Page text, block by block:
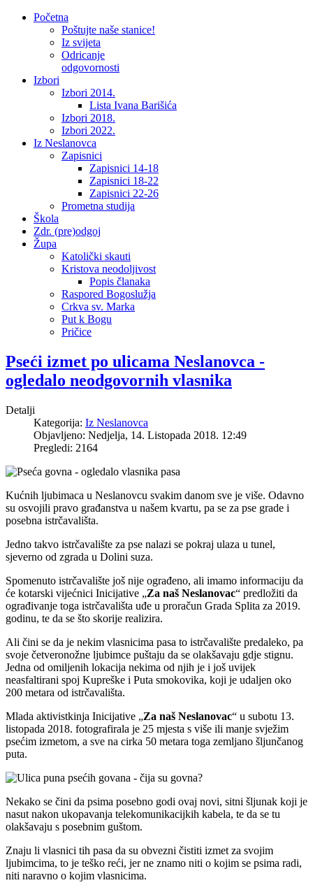
Početna
Poštujte naše stanice!
Iz svijeta
Odricanje
odgovornosti
Izbori
Izbori 2014.
Lista Ivana Barišića
Izbori 2018.
Izbori 2022.
Iz Neslanovca
Zapisnici
Zapisnici 14-18
Zapisnici 18-22
Zapisnici 22-26
Prometna studija
Škola
Zdr. (pre)odgoj
Župa
Katolički skauti
Kristova neodoljivost
Popis članaka
Raspored Bogoslužja
Crkva sv. Marka
Put k Bogu
Pričice
Pseći izmet po ulicama Neslanovca -
ogledalo neodgovornih vlasnika
Detalji
Kategorija: Iz Neslanovca
Objavljeno: Nedjelja, 14. Listopada 2018. 12:49
Pregledi: 2164
Kućnih ljubimaca u Neslanovcu svakim danom sve je više. Odavno
su osvojili pravo građanstva u našem kvartu, pa se za pse grade i
posebna istrčavališta.
Jedno takvo istrčavalište za pse nalazi se pokraj ulaza u tunel,
sjeverno od zgrada u Dolini suza.
Spomenuto istrčavalište još nije ograđeno, ali imamo informaciju da
će kotarski vijećnici Inicijative „Za naš Neslanovac“ predložiti da
ograđivanje toga istrčavališta uđe u proračun Grada Splita za 2019.
godinu, te da se što skorije realizira.
Ali čini se da je nekim vlasnicima pasa to istrčavalište predaleko, pa
svoje četveronožne ljubimce puštaju da se olakšavaju gdje stignu.
Jedna od omiljenih lokacija nekima od njih je i još uvijek
neasfaltirani spoj Kupreške i Puta smokovika, koji je udaljen oko
200 metara od istrčavališta.
Mlada aktivistkinja Inicijative „Za naš Neslanovac“ u subotu 13.
listopada 2018. fotografirala je 25 mjesta s više ili manje svježim
psećim izmetom, a sve na cirka 50 metara toga zemljano šljunčanog
puta.
Nekako se čini da psima posebno godi ovaj novi, sitni šljunak koji je
nasut nakon ukopavanja telekomunikacijkih kabela, te da se tu
olakšavaju s posebnim guštom.
Znaju li vlasnici tih pasa da su obvezni čistiti izmet za svojim
ljubimcima, to je teško reći, jer ne znamo niti o kojim se psima radi,
niti naravno o kojim vlasnicima.